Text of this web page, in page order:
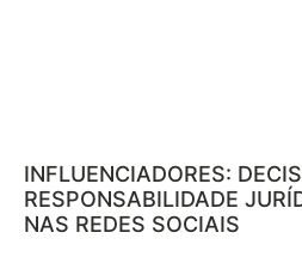
INFLUENCIADORES:
RESPONSABILIDADE
NAS REDES SOCIAIS